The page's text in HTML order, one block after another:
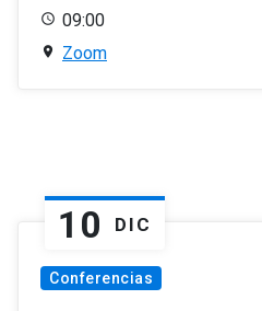
09:00
Zoom
10 DIC
Conferencias